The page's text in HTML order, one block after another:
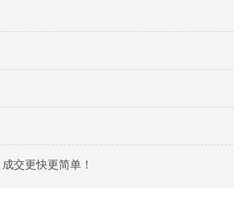
交更快更简单！